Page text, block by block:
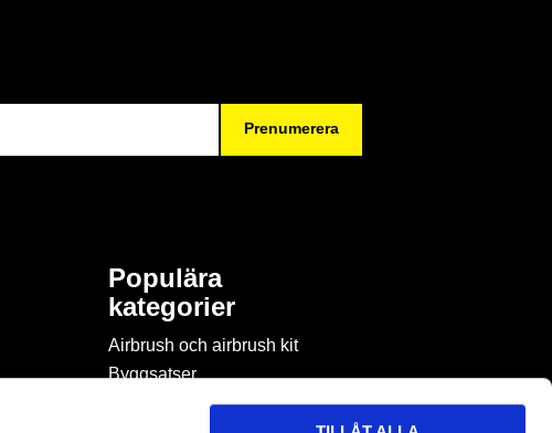
Prenumerera
Populära
kategorier
Airbrush och airbrush kit
Byggsatser
Böcker & tidningar om